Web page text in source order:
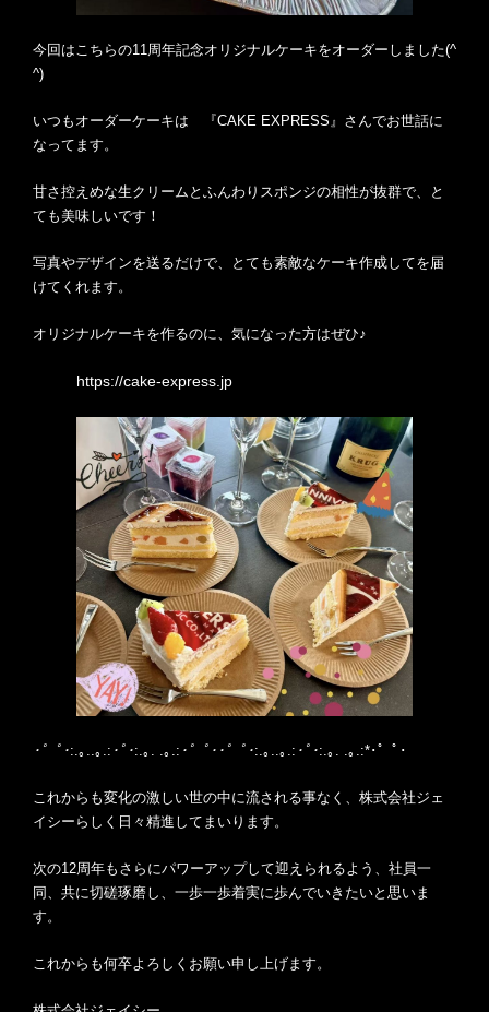
今回はこちらの11周年記念オリジナルケーキをオーダーしました(^
^)
いつもオーダーケーキは 『CAKE EXPRESS』さんでお世話に
なってます。
甘さ控えめな生クリームとふんわりスポンジの相性が抜群で、と
ても美味しいです！
写真やデザインを送るだけで、とても素敵なケーキ作成してを届
けてくれます。
オリジナルケーキを作るのに、気になった方はぜひ♪
https://cake-express.jp
･゜ﾟ･:.｡..｡.: ･ﾟ･:.｡. .｡.: ･゜ﾟ･･゜ﾟ･:.｡..｡.: ･ﾟ･:.｡. .｡.:*･゜ﾟ･
これからも変化の激しい世の中に流される事なく、株式会社ジェ
イシーらしく日々精進してまいります。
次の12周年もさらにパワーアップして迎えられるよう、社員一
同、共に切磋琢磨し、一歩一歩着実に歩んでいきたいと思いま
す。
これからも何卒よろしくお願い申し上げます。